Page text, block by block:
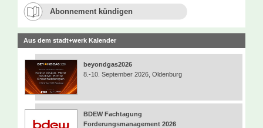
Abonnement kündigen
Aus dem stadt+werk Kalender
beyondgas2026
8.-10. September 2026, Oldenburg
BDEW Fachtagung
Forderungsmanagement 2026